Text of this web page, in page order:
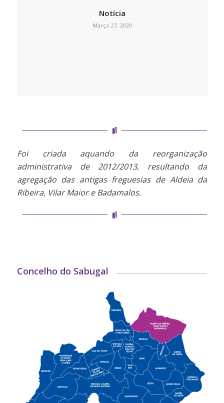
Notícia
Março 27, 2020
Foi criada aquando da reorganização
administrativa de 2012/2013, resultando da
agregação das antigas freguesias de Aldeia da
Ribeira, Vilar Maior e Badamalos.
Concelho do Sabugal